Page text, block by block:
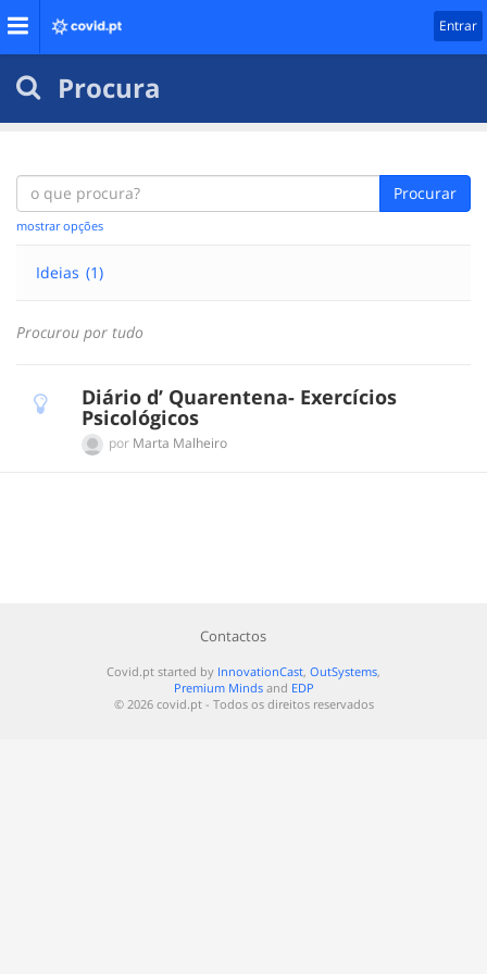
Entrar
Procura
Procurar
mostrar opções
Ideias (1)
Procurou por tudo
Diário d’ Quarentena- Exercícios
Psicológicos
por Marta Malheiro
Contactos
Covid.pt started by InnovationCast, OutSystems,
Premium Mindsand EDP
© 2026 covid.pt - Todos os direitos reservados